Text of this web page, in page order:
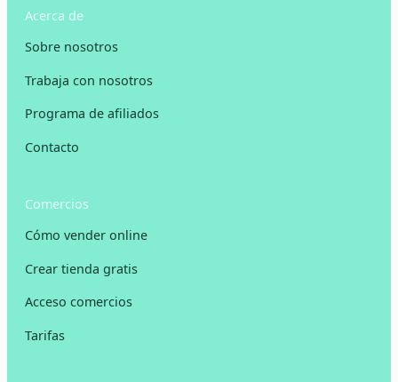
Acerca de
Sobre nosotros
Trabaja con nosotros
Programa de afiliados
Contacto
Comercios
Cómo vender online
Crear tienda gratis
Acceso comercios
Tarifas